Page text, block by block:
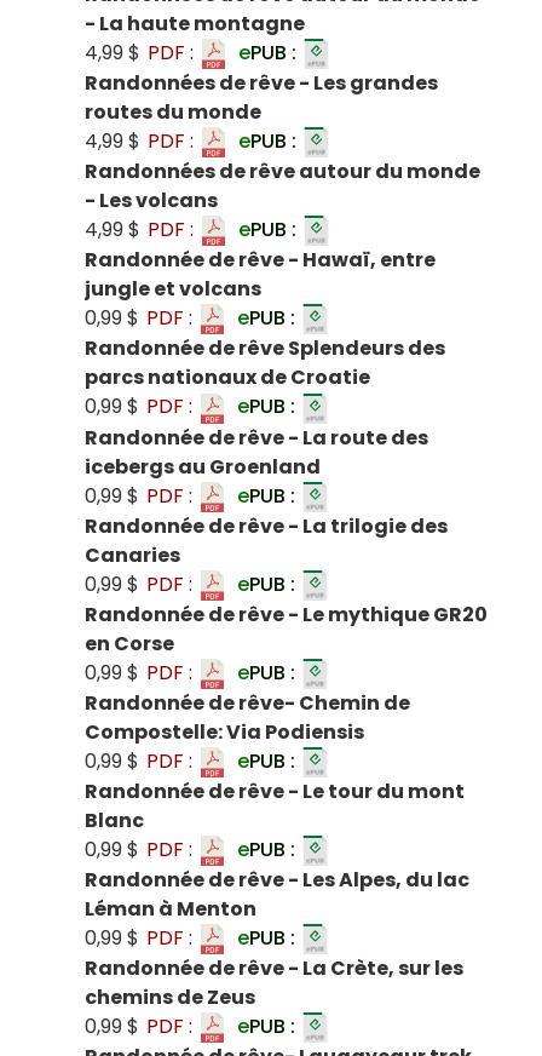
- La haute montagne
4,99 $ PDF : ePUB :
Randonnées de rêve - Les grandes
routes du monde
4,99 $ PDF : ePUB :
Randonnées de rêve autour du monde
- Les volcans
4,99 $ PDF : ePUB :
Randonnée de rêve - Hawaï, entre
jungle et volcans
0,99 $ PDF : ePUB :
Randonnée de rêve Splendeurs des
parcs nationaux de Croatie
0,99 $ PDF : ePUB :
Randonnée de rêve - La route des
icebergs au Groenland
0,99 $ PDF : ePUB :
Randonnée de rêve - La trilogie des
Canaries
0,99 $ PDF : ePUB :
Randonnée de rêve - Le mythique GR20
en Corse
0,99 $ PDF : ePUB :
Randonnée de rêve- Chemin de
Compostelle: Via Podiensis
0,99 $ PDF : ePUB :
Randonnée de rêve - Le tour du mont
Blanc
0,99 $ PDF : ePUB :
Randonnée de rêve - Les Alpes, du lac
Léman à Menton
0,99 $ PDF : ePUB :
Randonnée de rêve - La Crète, sur les
chemins de Zeus
0,99 $ PDF : ePUB :